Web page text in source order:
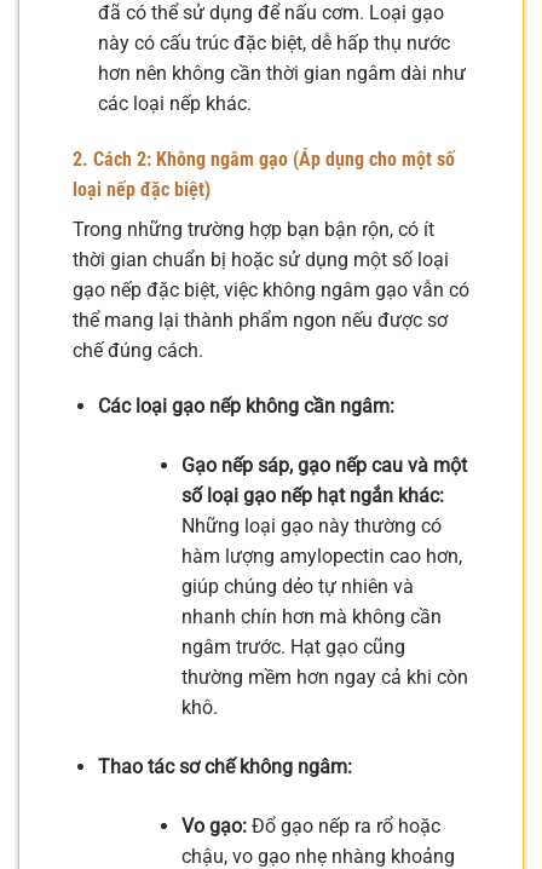
đã có thể sử dụng để nấu cơm. Loại gạo
này có cấu trúc đặc biệt, dễ hấp thụ nước
hơn nên không cần thời gian ngâm dài như
các loại nếp khác.
2. Cách 2: Không ngâm gạo (Áp dụng cho một số
loại nếp đặc biệt)
Trong những trường hợp bạn bận rộn, có ít
thời gian chuẩn bị hoặc sử dụng một số loại
gạo nếp đặc biệt, việc không ngâm gạo vẫn có
thể mang lại thành phẩm ngon nếu được sơ
chế đúng cách.
Các loại gạo nếp không cần ngâm:
Gạo nếp sáp, gạo nếp cau và một
số loại gạo nếp hạt ngắn khác:
Những loại gạo này thường có
hàm lượng amylopectin cao hơn,
giúp chúng dẻo tự nhiên và
nhanh chín hơn mà không cần
ngâm trước. Hạt gạo cũng
thường mềm hơn ngay cả khi còn
khô.
Thao tác sơ chế không ngâm:
Vo gạo:Đổ gạo nếp ra rổ hoặc
chậu, vo gạo nhẹ nhàng khoảng